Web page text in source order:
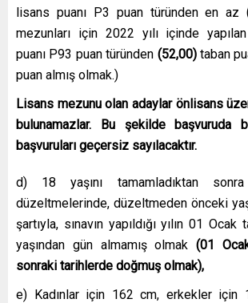
lisans puanı P3 puan türünden en az
mezunları için 2022 yılı içinde
puanı P93 puan türünden (52,00) taban
puan almış olmak.)
Lisans mezunu olan adaylar önlisans
bulunamazlar. Bu şekilde başvuruda
başvuruları geçersiz sayılacaktır.
d) 18 yaşını tamamladıktan
düzeltmelerinde, düzeltmeden önceki
şartıyla, sınavın yapıldığı yılın 01
yaşından gün almamış olmak (01
sonraki tarihlerde doğmuş olmak),
e) Kadınlar için 162 cm, erkekler için